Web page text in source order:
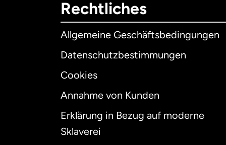
Rechtliches
Allgemeine Geschäftsbedingungen
Datenschutzbestimmungen
Cookies
Annahme von Kunden
Erklärung in Bezug auf moderne
Sklaverei